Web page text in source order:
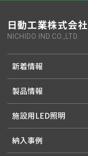
日動工業株式会社
NICHIDO IND.CO.,LTD.
新着情報
製品情報
施設用LED照明
納入事例